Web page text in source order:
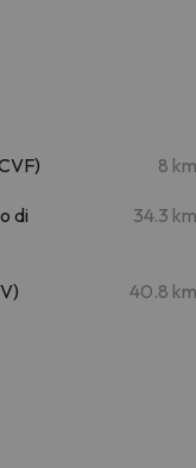
8 km
di
34.3 km
40.8 km